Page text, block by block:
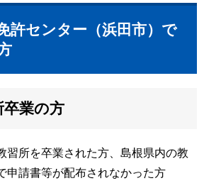
許センター（浜田市）で
卒業の方
所を卒業された方、島根県内の教
申請書等が配布されなかった方